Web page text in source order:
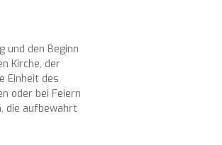
und den Beginn
Kirche, der
Einheit des
oder bei Feiern
die aufbewahrt